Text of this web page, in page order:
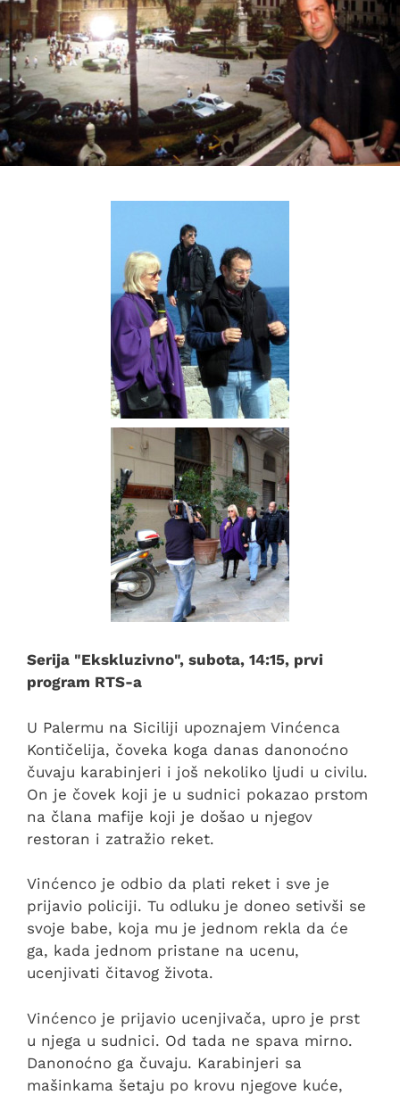
Serija "Ekskluzivno", subota, 14:15, prvi
program RTS-a
U Palermu na Siciliji upoznajem Vinćenca
Kontičelija, čoveka koga danas danonoćno
čuvaju karabinjeri i još nekoliko ljudi u civilu.
On je čovek koji je u sudnici pokazao prstom
na člana mafije koji je došao u njegov
restoran i zatražio reket.
Vinćenco je odbio da plati reket i sve je
prijavio policiji. Tu odluku je doneo setivši se
svoje babe, koja mu je jednom rekla da će
ga, kada jednom pristane na ucenu,
ucenjivati čitavog života.
Vinćenco je prijavio ucenjivača, upro je prst
u njega u sudnici. Od tada ne spava mirno.
Danonoćno ga čuvaju. Karabinjeri sa
mašinkama šetaju po krovu njegove kuće,